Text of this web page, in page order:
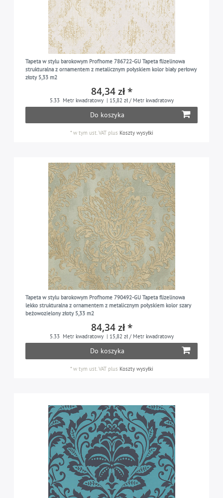
Tapeta w stylu barokowym Profhome 786722-GU Tapeta flizelinowa
strukturalna z ornamentem z metalicznym połyskiem kolor biały perłowy
złoty 5,33 m2
84,34 zł *
5.33 Metr kwadratowy | 15,82 zł / Metr kwadratowy
Do koszyka
*w tym ust. VATplus Koszty wysyłki
Tapeta w stylu barokowym Profhome 790492-GU Tapeta flizelinowa
lekko strukturalna z ornamentem z metalicznym połyskiem kolor szary
beżowozielony złoty 5,33 m2
84,34 zł *
5.33 Metr kwadratowy | 15,82 zł / Metr kwadratowy
Do koszyka
*w tym ust. VATplus Koszty wysyłki